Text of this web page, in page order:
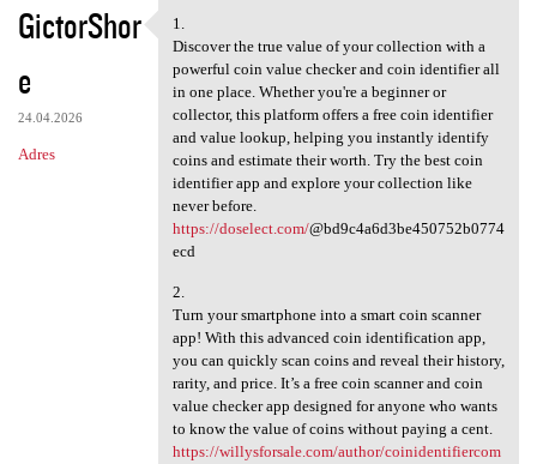
GictorShor
e
24.04.2026
Adres
1.
1.
Discover the true value of your collection with a
powerful coin value checker and coin identifier all
in one place. Whether you're a beginner or
collector, this platform offers a free coin identifier
and value lookup, helping you instantly identify
coins and estimate their worth. Try the best coin
identifier app and explore your collection like
never before.
https://doselect.com/@bd9c4a6d3be450752b0774
ecd
2.
Turn your smartphone into a smart coin scanner
app! With this advanced coin identification app,
you can quickly scan coins and reveal their history,
rarity, and price. It’s a free coin scanner and coin
value checker app designed for anyone who wants
to know the value of coins without paying a cent.
https://willysforsale.com/author/coinidentifiercom